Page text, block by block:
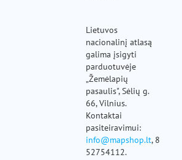
Lietuvos
nacionalinį atlasą
galima įsigyti
parduotuvėje
„Žemėlapių
pasaulis", Sėlių g.
66, Vilnius.
Kontaktai
pasiteiravimui:
info@mapshop.lt, 8
52754112.